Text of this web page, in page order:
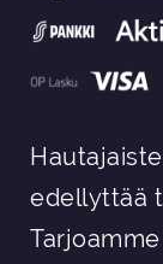
edellyttää